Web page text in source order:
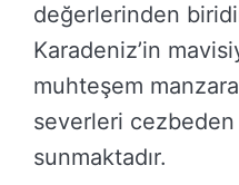
değerlerinden
Karadeniz’in
muhteşem
severleri
sunmaktadır.